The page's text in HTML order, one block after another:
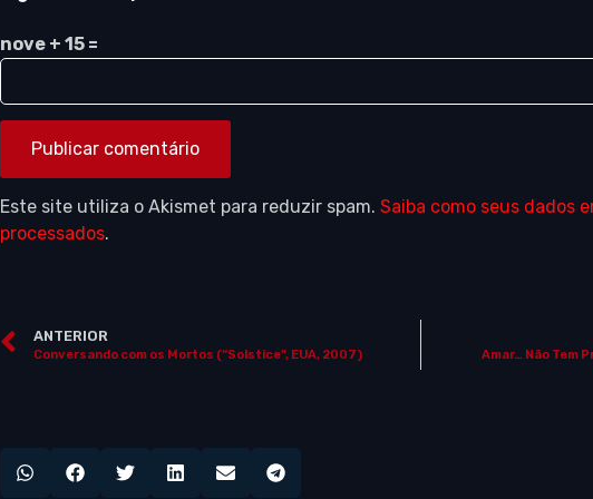
nove + 15 =
Este site utiliza o Akismet para reduzir spam.Saiba como seus dados
processados.
ANTERIOR
Conversando com os Mortos (“Solstice”, EUA, 2007) Amar… Não Tem